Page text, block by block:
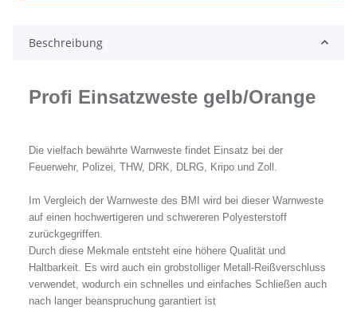
Beschreibung
Profi Einsatzweste gelb/Orange
Die vielfach bewährte Warnweste findet Einsatz bei der
Feuerwehr, Polizei, THW, DRK, DLRG, Kripo und Zoll.
Im Vergleich der Warnweste des BMI wird bei dieser Warnweste
auf einen hochwertigeren und schwereren Polyesterstoff
zurückgegriffen.
Durch diese Mekmale entsteht eine höhere Qualität und
Haltbarkeit. Es wird auch ein grobstolliger Metall-Reißverschluss
verwendet, wodurch ein schnelles und einfaches Schließen auch
nach langer beanspruchung garantiert ist